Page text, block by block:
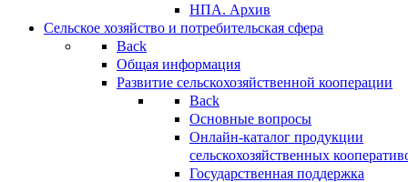
НПА. Архив
Сельское хозяйство и потребительская сфера
Back
Общая информация
Развитие сельскохозяйственной кооперации
Back
Основные вопросы
Онлайн-каталог продукции
сельскохозяйственных
Государственная поддержка